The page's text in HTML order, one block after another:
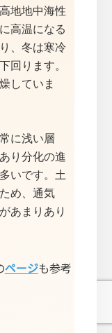
地地中海性
高温になる
、冬は寒冷
回ります。
していま
に浅い層
り分化の進
いです。土
め、通気
あまりあり
ページも参考